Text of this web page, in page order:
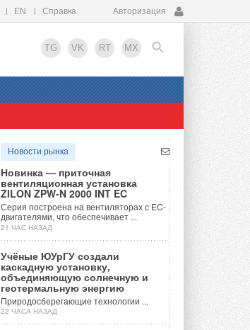
EN Справка Авторизация
TG VK RT MX
EN
Новости рынка
Новинка — приточная
вентиляционная установка
ZILON ZPW-N 2000 INT EC
Серия построена на вентиляторах с EC-
двигателями, что обеспечивает ...
21 ЧАС НАЗАД
Учёные ЮУрГУ создали
каскадную установку,
объединяющую солнечную и
геотермальную энергию
Природосберегающие технологии ...
22 ЧАСА НАЗАД